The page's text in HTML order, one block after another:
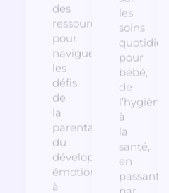
des
ressources
pour
naviguer
les
défis
de
la
parentalité,
du
développement
émotionnel
à
les
soins
quotidiens
pour
bébé,
de
l’hygiène
à
la
santé,
en
passant